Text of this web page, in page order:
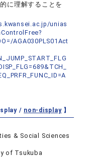
に理解することを
unias
AGA030PLS01Act
/ non-display】
& Social Sciences
of Tsukuba